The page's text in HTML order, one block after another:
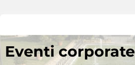
Eventi corporate